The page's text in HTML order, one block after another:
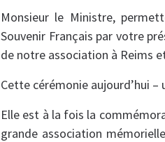
Monsieur le Ministre,
Souvenir Français par votre
de notre association à Reims
Cette cérémonie aujourd’hui –
Elle est à la fois la
grande association